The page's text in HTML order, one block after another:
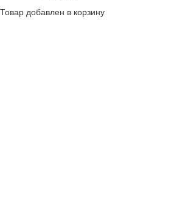
Товар добавлен в корзину